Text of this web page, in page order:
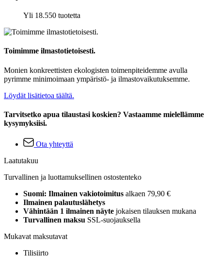
Yli 18.550 tuotetta
Toimimme ilmastotietoisesti.
Monien konkreettisten ekologisten toimenpiteidemme avulla
pyrimme minimoimaan ympäristö- ja ilmastovaikutuksemme.
Löydät lisätietoa täältä.
Tarvitsetko apua tilaustasi koskien? Vastaamme mielellämme
kysymyksiisi.
Ota yhteyttä
Laatutakuu
Turvallinen ja luottamuksellinen ostostenteko
Suomi: Ilmainen vakiotoimitus alkaen 79,90 €
Ilmainen palautuslähetys
Vähintään 1 ilmainen näyte jokaisen tilauksen mukana
Turvallinen maksu SSL-suojauksella
Mukavat maksutavat
Tilisiirto